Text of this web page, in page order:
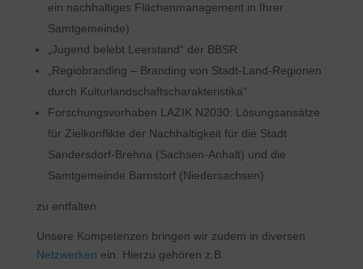
ein nachhaltiges Flächenmanagement in Ihrer
Samtgemeinde)
„Jugend belebt Leerstand“ der BBSR
„Regiobranding – Branding von Stadt-Land-Regionen
durch Kulturlandschaftscharakteristika“
Forschungsvorhaben LAZIK N2030: Lösungsansätze
für Zielkonflikte der Nachhaltigkeit für die Stadt
Sandersdorf-Brehna (Sachsen-Anhalt) und die
Samtgemeinde Barnstorf (Niedersachsen)
zu entfalten.
Unsere Kompetenzen bringen wir zudem in diversen
Netzwerken ein. Hierzu gehören z.B.